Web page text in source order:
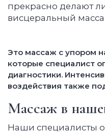
прекрасно делают
висцеральный
Это массаж с упором
которые специалист
диагностики.
воздействия также
Массаж в
Наши специалисты